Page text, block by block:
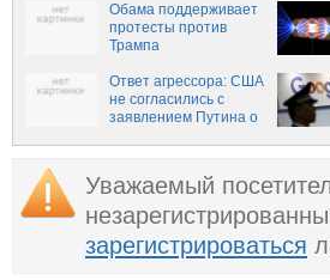
Обама поддерживает
протесты против
Трампа
Ответ агрессора: США
не согласились с
заявлением Путина о
Уважаемый
зарегистрироваться